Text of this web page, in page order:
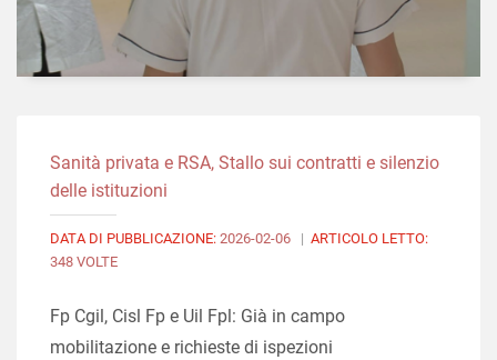
Sanità privata e RSA, Stallo sui contratti e silenzio
delle istituzioni
DATA DI PUBBLICAZIONE: 2026-02-06 | ARTICOLO LETTO:
348 VOLTE
Fp Cgil, Cisl Fp e Uil Fpl: Già in campo
mobilitazione e richieste di ispezioni